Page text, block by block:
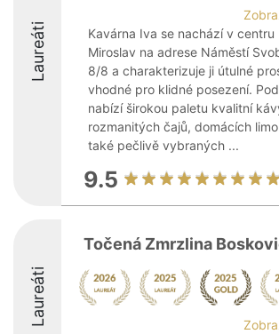
Laureáti
Kavárna Iva se nachází v centru
Miroslav na adrese Náměstí
8/8 a charakterizuje ji útulné
vhodné pro klidné posezení.
nabízí širokou paletu kvalitní
rozmanitých čajů, domácích
také pečlivě vybraných ...
9.5
Laureáti
Točená Zmrzlina